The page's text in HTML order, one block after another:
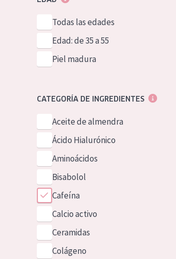
Todas las edades
Edad: de 35 a 55
Piel madura
CATEGORÍA DE INGREDIENTES
Aceite de almendra
Ácido Hialurónico
Aminoácidos
Bisabolol
Cafeína
Calcio activo
Ceramidas
Colágeno